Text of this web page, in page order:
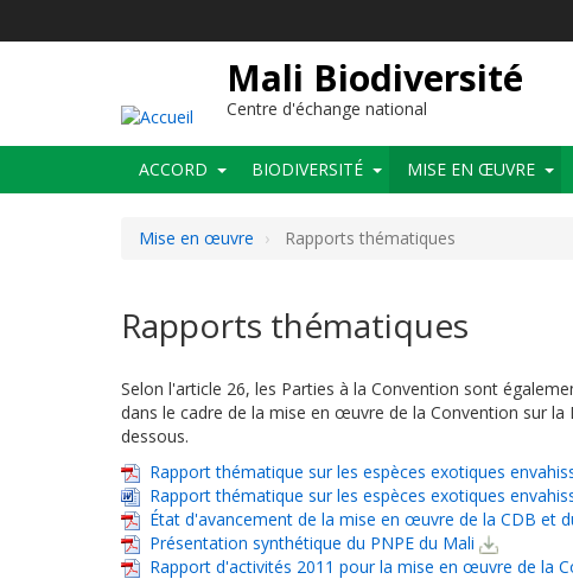
Mali Biodiversité
Centre d'échange national
Main
navigation
ACCORD BIODIVERSITÉ MISE EN ŒUVRE
Mise en œuvre Rapports thématiques
Rapports thématiques
Selon l'article 26, les Parties à la Convention sont
dans le cadre de la mise en œuvre de la Convention sur
dessous.
Rapport thématique sur les espèces exotiques
Rapport thématique sur les espèces exotiques
État d'avancement de la mise en œuvre de la CDB et
Présentation synthétique du PNPE du Mali
Rapport d'activités 2011 pour la mise en œuvre de la